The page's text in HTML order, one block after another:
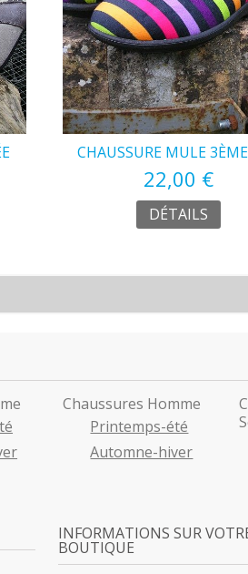
CHAUSSURE MULE
22,00 €
DÉTAILS
Chaussures Homme
Printemps-été
Automne-hiver
INFORMATIONS SUR
BOUTIQUE